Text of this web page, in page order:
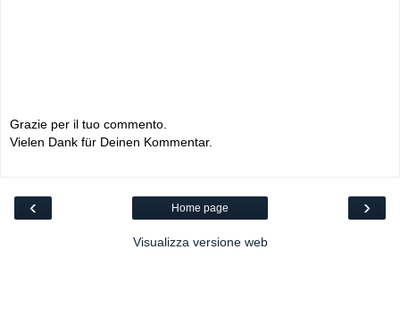
Grazie per il tuo commento.
Vielen Dank für Deinen Kommentar.
‹ ›
Home page
Visualizza versione web